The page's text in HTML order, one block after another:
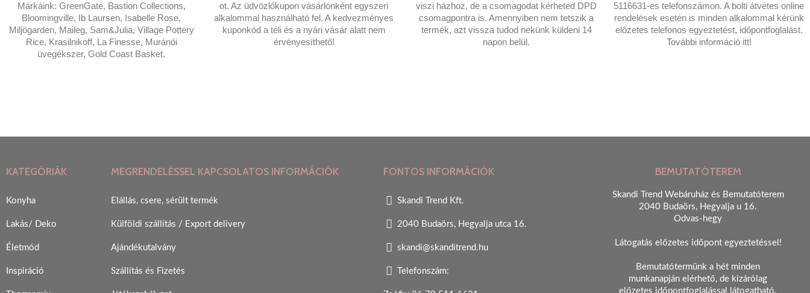
Márkáink: GreenGate, Bastion Collections,
Bloomingville, Ib Laursen, Isabelle Rose,
Miljögarden, Maileg, Sam&Julia, Village Pottery
Rice, Krasilnikoff, La Finesse, Muránói
üvegékszer, Gold Coast Basket.
ot. Az üdvözlőkupon vásárlónként egyszeri
alkalommal használható fel. A kedvezményes
kuponkód a téli és a nyári vásár alatt nem
érvényesíthető!
viszi házhoz, de a csomagodat kérheted DPD
csomagpontra is. Amennyiben nem tetszik a
termék, azt vissza tudod nekünk küldeni 14
napon belül.
5116631-es telefonszámon. A bolti átvétes online
rendelések esetén is minden alkalommal kérünk
előzetes telefonos egyeztetést, időpontfoglalást.
További információ itt!
KATEGÓRIÁK
Konyha
Lakás/ Deko
Életmód
Inspiráció
MEGRENDELÉSSEL KAPCSOLATOS INFORMÁCIÓK
Elállás, csere, sérült termék
Külföldi szállítás / Export delivery
Ajándékutalvány
Szállítás és Fizetés
FONTOS INFORMÁCIÓK
Skandi Trend Kft.
2040 Budaörs, Hegyalja utca 16.
skandi@skanditrend.hu
Telefonszám:
BEMUTATÓTEREM
Skandi Trend Webáruház és Bemutatóterem
2040 Budaörs, Hegyalja u 16.
Odvas-hegy
.
Látogatás előzetes időpont egyeztetéssel!
.
Bemutatótermünk a hét minden
munkanapján elérhető, de kizárólag
előzetes időpontfoglalással látogatható.